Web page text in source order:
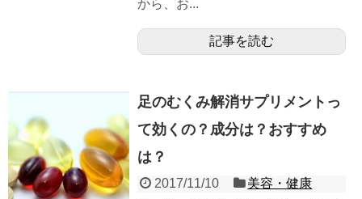
から、お...
記事を読む
足のむくみ解消サプリメントっ
て効くの？成分は？おすすめ
は？
2017/11/10
美容・健康